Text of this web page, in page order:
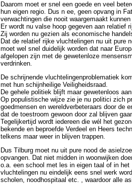
Daarom moet er snel een goede en veel
hun eigen regio. Dus n ee, geen opvang in
verwachtingen die nooit waargemaakt kunnen
Er wordt nu valse hoop gegeven aan relatief
Zij worden nu gezien als economische
Dat de relatief rijke vluchtelingen nu uit pure
moet wel snel duidelijk worden dat naar
afgelopen zijn met de gewetenloze
verdrinken.
De schrijnende vluchtelingenproblematiek
met hun schijnheilige Veiligheidsraad.
De gehele politiek blijft maar gewetenloos
Op populistische wijze zie je nu politici zich
goedmensen en wereldverbeteraars door de
dat de toestroom gewoon door zal blijven
Tegelijkertijd wordt iedereen die wél het
bekende en beproefde Verdeel en Heers
telkens maar weer in blijven trappen.
Dus Tilburg moet nu uit pure nood de
opvangen. Dat niet midden in woonwijken
o.a. een school met les in eigen taal of in
vluchtelingen nu eindelijk eens snel werk
scholen, noodhospitaal etc. , waardoor alle